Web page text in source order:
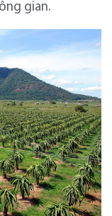
gian.